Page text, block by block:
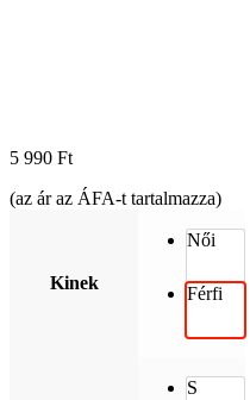
5 990 Ft
(az ár az ÁFA-t tartalmazza)
Kinek
Női
Férfi
S